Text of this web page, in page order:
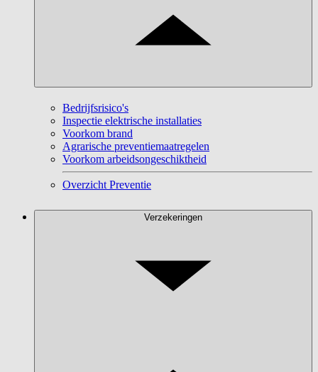
Bedrijfsrisico's
Inspectie elektrische installaties
Voorkom brand
Agrarische preventiemaatregelen
Voorkom arbeidsongeschiktheid
Overzicht Preventie
Verzekeringen